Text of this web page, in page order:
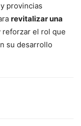
provincias
revitalizar una
reforzar el rol que
su desarrollo